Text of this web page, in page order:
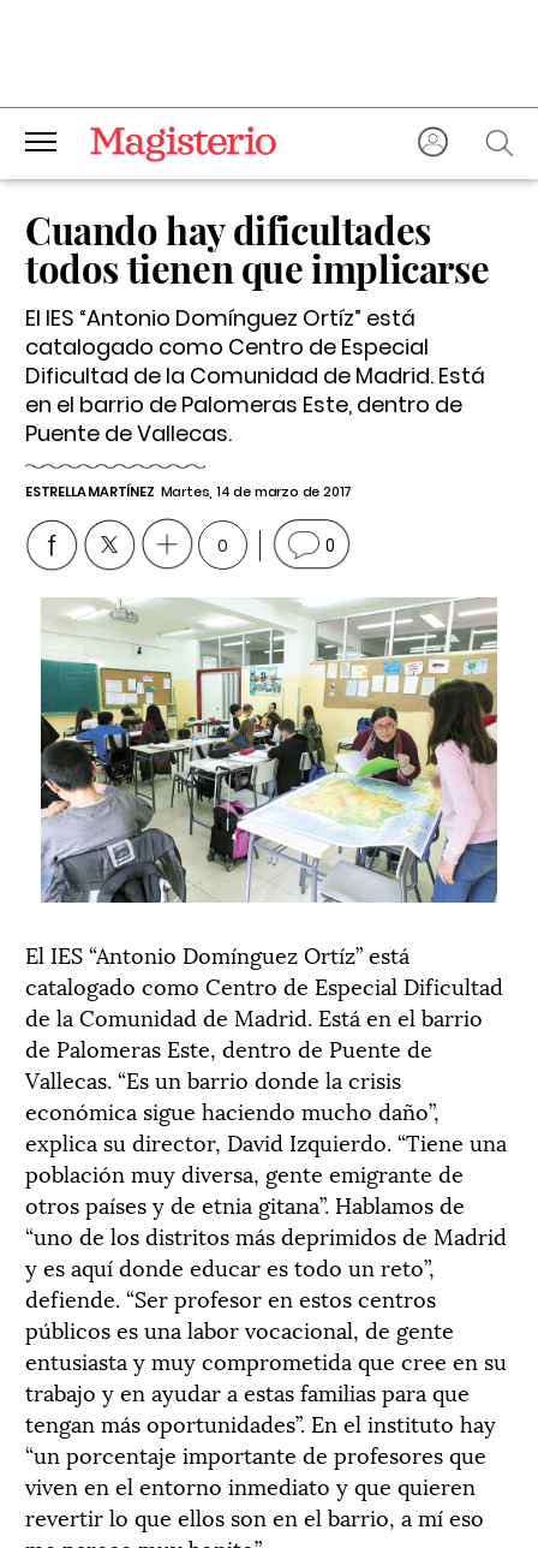
Cuando hay dificultades
todos tienen que implicarse
El IES “Antonio Domínguez Ortíz” está
catalogado como Centro de Especial
Dificultad de la Comunidad de Madrid. Está
en el barrio de Palomeras Este, dentro de
Puente de Vallecas.
ESTRELLA MARTÍNEZ Martes, 14 de marzo de 2017
0 0
El IES “Antonio Domínguez Ortíz” está
catalogado como Centro de Especial Dificultad
de la Comunidad de Madrid. Está en el barrio
de Palomeras Este, dentro de Puente de
Vallecas. “Es un barrio donde la crisis
económica sigue haciendo mucho daño”,
explica su director, David Izquierdo. “Tiene una
población muy diversa, gente emigrante de
otros países y de etnia gitana”. Hablamos de
“uno de los distritos más deprimidos de Madrid
y es aquí donde educar es todo un reto”,
defiende. “Ser profesor en estos centros
públicos es una labor vocacional, de gente
entusiasta y muy comprometida que cree en su
trabajo y en ayudar a estas familias para que
tengan más oportunidades”. En el instituto hay
“un porcentaje importante de profesores que
viven en el entorno inmediato y que quieren
revertir lo que ellos son en el barrio, a mí eso